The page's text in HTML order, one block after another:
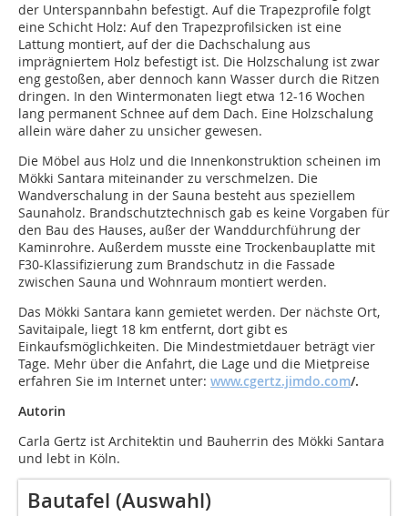
der Unterspannbahn befestigt. Auf die Trapezprofile folgt
eine Schicht Holz: Auf den Trapezprofilsicken ist eine
Lattung montiert, auf der die Dachschalung aus
imprägniertem Holz befestigt ist. Die Holzschalung ist zwar
eng gestoßen, aber dennoch kann Wasser durch die Ritzen
dringen. In den Wintermonaten liegt etwa 12-16 Wochen
lang permanent Schnee auf dem Dach. Eine Holzschalung
allein wäre daher zu unsicher gewesen.
Die Möbel aus Holz und die Innenkonstrukti­on scheinen im
Mökki Santara miteinander zu verschmelzen. Die
Wandverschalung in der Sauna besteht aus speziellem
Saunaholz. Brandschutztechnisch gab es keine Vorgaben für
den Bau des Hauses, außer der Wanddurchführung der
Kaminrohre. Außerdem musste eine Trockenbauplatte mit
F30-Klassifizierung zum Brandschutz in die Fassade
zwischen Sauna und Wohnraum montiert werden.
Das Mökki Santara kann gemietet werden. Der nächste Ort,
Savitaipale, liegt 18 km entfernt, dort gibt es
Einkaufsmöglichkeiten. Die Mindestmietdauer beträgt vier
Tage. Mehr über die Anfahrt, die Lage und die Mietpreise
erfahren Sie im Internet unter: www.cgertz.jimdo.com/.
Autorin
Carla Gertz ist Architektin und Bauherrin des Mökki Santara
und lebt in Köln.
Bautafel (Auswahl)